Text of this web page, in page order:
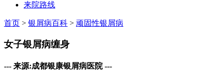
来院路线
首页 > 银屑病百科 > 顽固性银屑病
女子银屑病缠身
--- 来源:成都银康银屑病医院 ---